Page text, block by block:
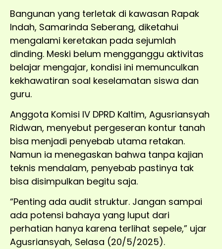
Bangunan yang terletak di kawasan Rapak
Indah, Samarinda Seberang, diketahui
mengalami keretakan pada sejumlah
dinding. Meski belum mengganggu aktivitas
belajar mengajar, kondisi ini memunculkan
kekhawatiran soal keselamatan siswa dan
guru.
Anggota Komisi IV DPRD Kaltim, Agusriansyah
Ridwan, menyebut pergeseran kontur tanah
bisa menjadi penyebab utama retakan.
Namun ia menegaskan bahwa tanpa kajian
teknis mendalam, penyebab pastinya tak
bisa disimpulkan begitu saja.
“Penting ada audit struktur. Jangan sampai
ada potensi bahaya yang luput dari
perhatian hanya karena terlihat sepele,” ujar
Agusriansyah, Selasa (20/5/2025).